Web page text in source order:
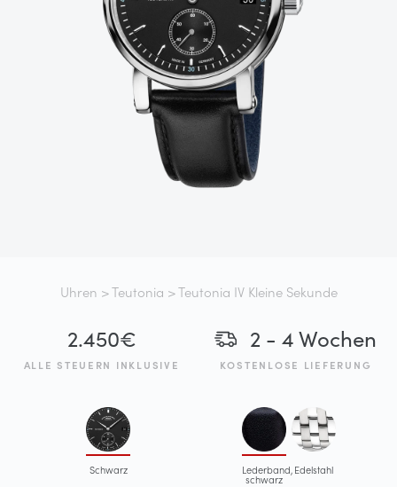
Uhren >Teutonia > Teutonia IV Kleine Sekunde
2.450€
ALLE STEUERN INKLUSIVE
2 - 4 Wochen
KOSTENLOSE LIEFERUNG
Schwarz Lederband,
schwarz
Edelstahl